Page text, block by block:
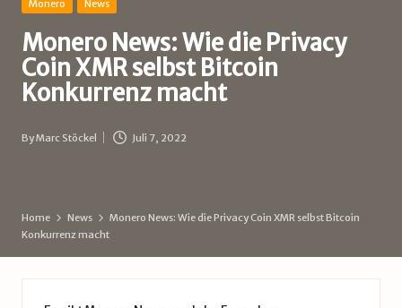
i
n
-
B
u
Monero News
Monero News: Wie die Privacy
Coin XMR selbst Bitcoin
Konkurrenz macht
Posted
ByMarc Stöckel Juli 7, 2022
Home News
Monero News: Wie die Privacy Coin XMR selbst Bitcoin
Konkurrenz macht